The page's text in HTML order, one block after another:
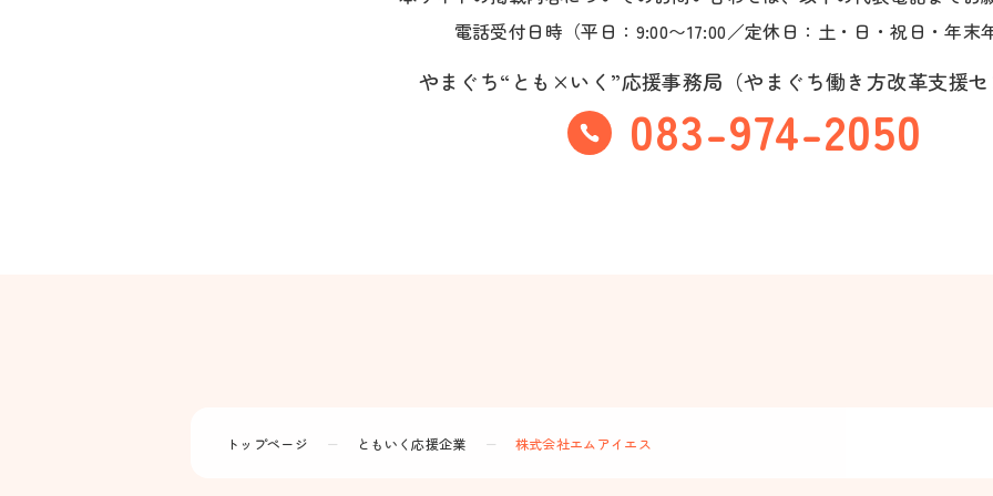
電話受付日時（平日：9:00〜17:00／定休日：土・日・祝日・年末
やまぐち“とも×いく”応援事務局 （やまぐち働き方改革支援セ
083-974-2050
トップページ ー ともいく応援企業 ー 株式会社エムアイエス